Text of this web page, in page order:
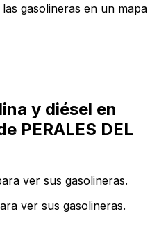
gasolineras en un mapa
y diésel en
PERALES DEL
ver sus gasolineras.
ver sus gasolineras.